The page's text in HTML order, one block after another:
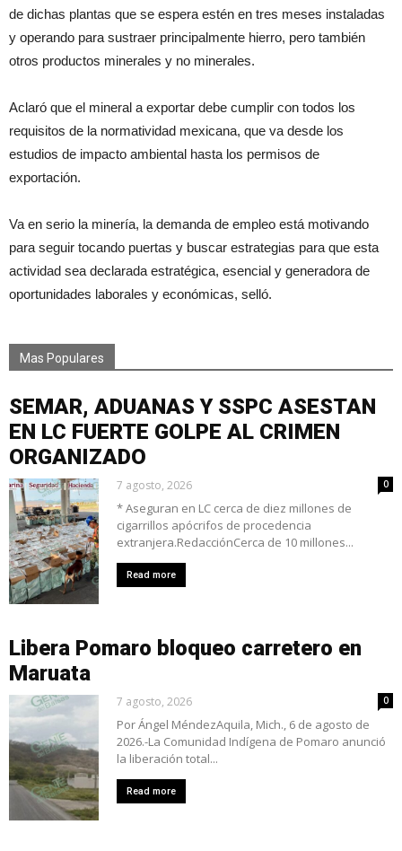
de dichas plantas que se espera estén en tres meses instaladas
y operando para sustraer principalmente hierro, pero también
otros productos minerales y no minerales.
Aclaró que el mineral a exportar debe cumplir con todos los
requisitos de la normatividad mexicana, que va desde los
estudios de impacto ambiental hasta los permisos de
exportación.
Va en serio la minería, la demanda de empleo está motivando
para seguir tocando puertas y buscar estrategias para que esta
actividad sea declarada estratégica, esencial y generadora de
oportunidades laborales y económicas, selló.
Mas Populares
SEMAR, ADUANAS Y SSPC ASESTAN
EN LC FUERTE GOLPE AL CRIMEN
ORGANIZADO
7 agosto, 2026 0
* Aseguran en LC cerca de diez millones de
cigarrillos apócrifos de procedencia
extranjera.RedacciónCerca de 10 millones...
Read more
Libera Pomaro bloqueo carretero en
Maruata
7 agosto, 2026 0
Por Ángel MéndezAquila, Mich., 6 de agosto de
2026.-La Comunidad Indígena de Pomaro anunció
la liberación total...
Read more